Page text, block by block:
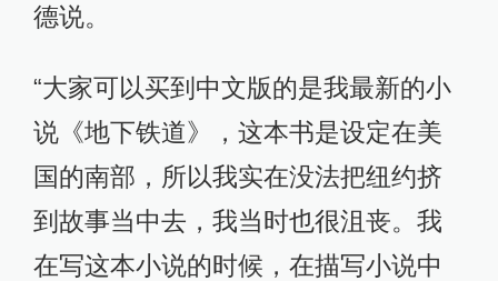
德说。
“大家可以买到中文版的是我最新的小
说《地下铁道》，这本书是设定在美
国的南部，所以我实在没法把纽约挤
到故事当中去，我当时也很沮丧。我
在写这本小说的时候，在描写小说中